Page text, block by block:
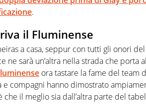
.
il Fluminense
a casa, seppur con tutti gli onori
ne sarà un’altra nella strada che porta
ora tastare la fame del team
e compagni hanno dimostrato
che il meglio sia dall’altra parte del